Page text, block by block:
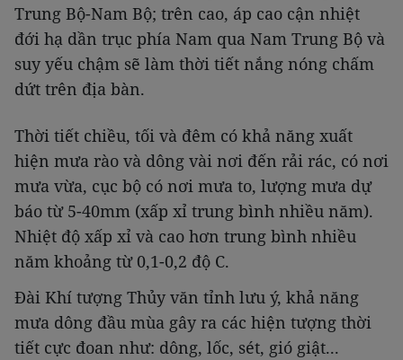
Trung Bộ-Nam Bộ; trên cao, áp cao cận nhiệt
đới hạ dần trục phía Nam qua Nam Trung Bộ và
suy yếu chậm sẽ làm thời tiết nắng nóng chấm
dứt trên địa bàn.
Thời tiết chiều, tối và đêm có khả năng xuất
hiện mưa rào và dông vài nơi đến rải rác, có nơi
mưa vừa, cục bộ có nơi mưa to, lượng mưa dự
báo từ 5-40mm (xấp xỉ trung bình nhiều năm).
Nhiệt độ xấp xỉ và cao hơn trung bình nhiều
năm khoảng từ 0,1-0,2 độ C.
Đài Khí tượng Thủy văn tỉnh lưu ý, khả năng
mưa dông đầu mùa gây ra các hiện tượng thời
tiết cực đoan như: dông, lốc, sét, gió giật...